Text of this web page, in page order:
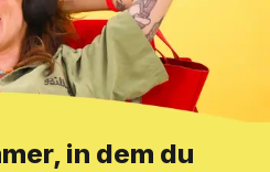
in dem du